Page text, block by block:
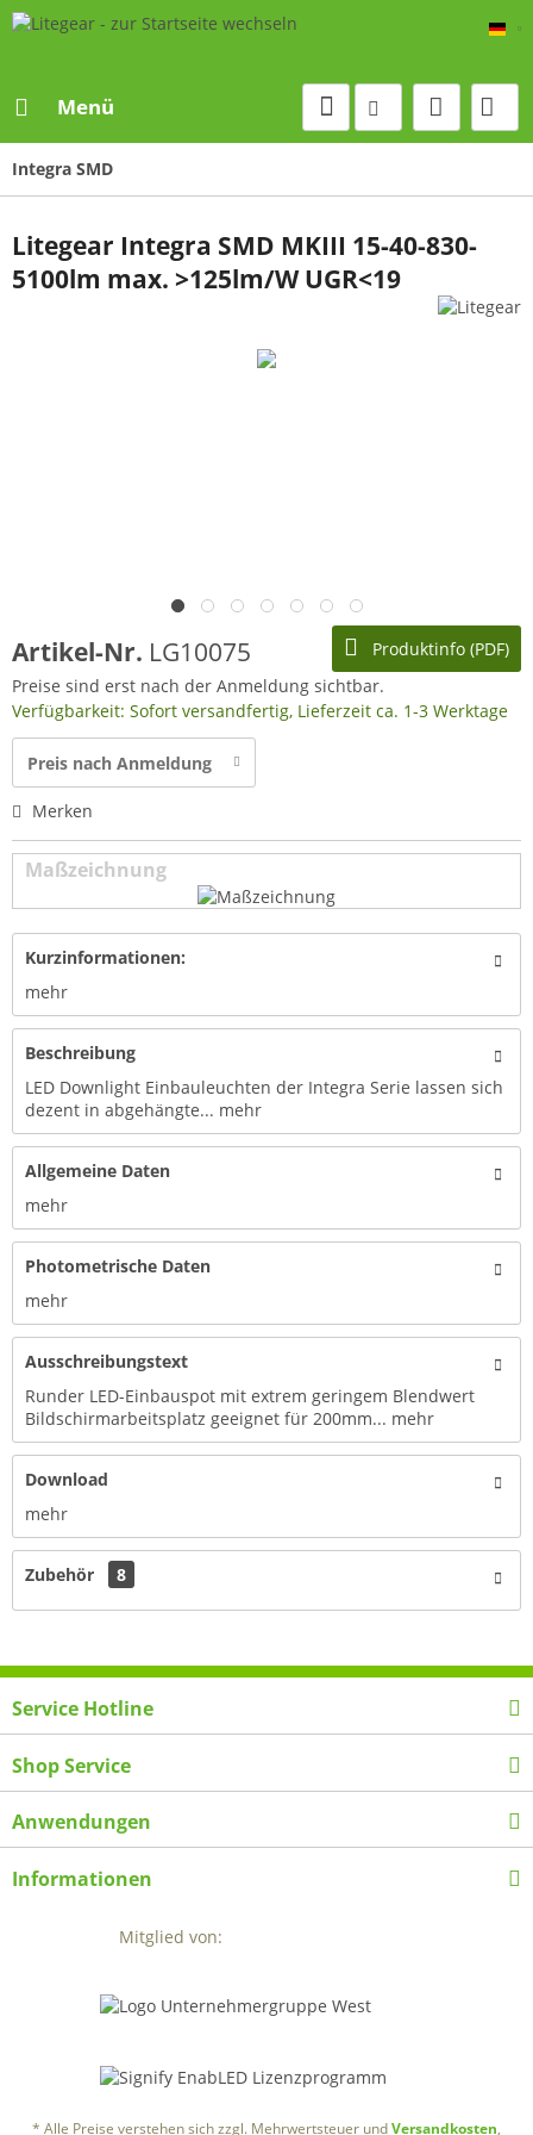
Menü
Integra SMD
Litegear Integra SMD MKIII 15-40-830-
5100lm max. >125lm/W UGR<19
Produktinfo (PDF)
Artikel-Nr. LG10075
Preise sind erst nach der Anmeldung sichtbar.
Verfügbarkeit: Sofort versandfertig, Lieferzeit ca. 1-3 Werktage
Preis nach Anmeldung
Merken
Maßzeichnung
Kurzinformationen:
mehr
Beschreibung
LED Downlight Einbauleuchten der Integra Serie lassen sich
dezent in abgehängte... mehr
Allgemeine Daten
mehr
Photometrische Daten
mehr
Ausschreibungstext
Runder LED-Einbauspot mit extrem geringem Blendwert
Bildschirmarbeitsplatz geeignet für 200mm... mehr
Download
mehr
Zubehör 8
Service Hotline
Shop Service
Anwendungen
Informationen
Mitglied von:
* Alle Preise verstehen sich zzgl. Mehrwertsteuer undVersandkosten,